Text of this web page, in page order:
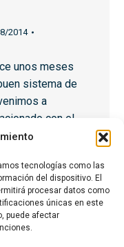
tecnologías como las
del dispositivo. El
procesar datos como
únicas en este
puede afectar
2014
unos meses
sistema de
a
con el
control remoto
que es el